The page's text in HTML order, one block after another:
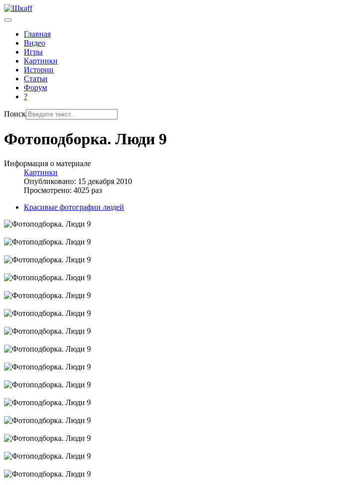
Главная
Видео
Игры
Картинки
Истории
Статьи
Форум
?
Поиск
Фотоподборка. Люди 9
Информация о материале
Картинки
Опубликовано: 15 декабря 2010
Просмотрено: 4025 раз
Красивые фотографии людей